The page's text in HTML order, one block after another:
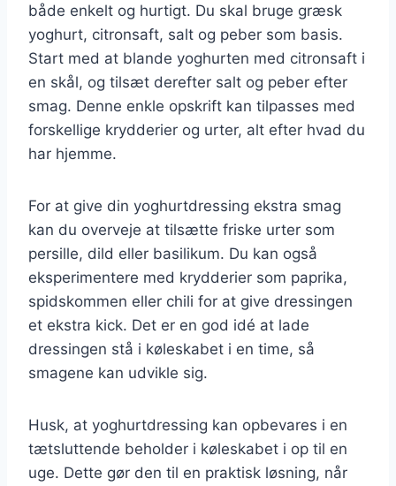
både enkelt og hurtigt. Du skal bruge græsk
yoghurt, citronsaft, salt og peber som basis.
Start med at blande yoghurten med citronsaft i
en skål, og tilsæt derefter salt og peber efter
smag. Denne enkle opskrift kan tilpasses med
forskellige krydderier og urter, alt efter hvad du
har hjemme.
For at give din yoghurtdressing ekstra smag
kan du overveje at tilsætte friske urter som
persille, dild eller basilikum. Du kan også
eksperimentere med krydderier som paprika,
spidskommen eller chili for at give dressingen
et ekstra kick. Det er en god idé at lade
dressingen stå i køleskabet i en time, så
smagene kan udvikle sig.
Husk, at yoghurtdressing kan opbevares i en
tætsluttende beholder i køleskabet i op til en
uge. Dette gør den til en praktisk løsning, når